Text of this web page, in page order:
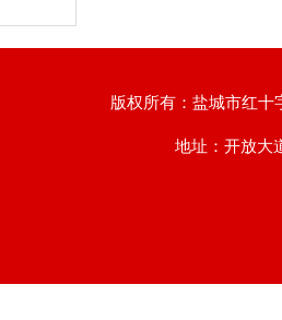
版权所有：盐城市红十
地址：开放大